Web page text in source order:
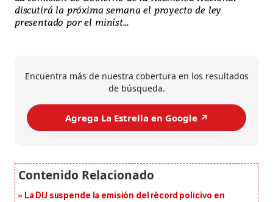
discutirá la próxima semana el proyecto de ley
presentado por el minist...
Encuentra más de nuestra cobertura en los resultados
de búsqueda.
Agrega La Estrella en Google ↗️
La DIJ suspende la emisión del récord policivo en